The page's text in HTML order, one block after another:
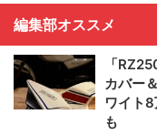
編集部オススメ
「
カバー
ワイト
も